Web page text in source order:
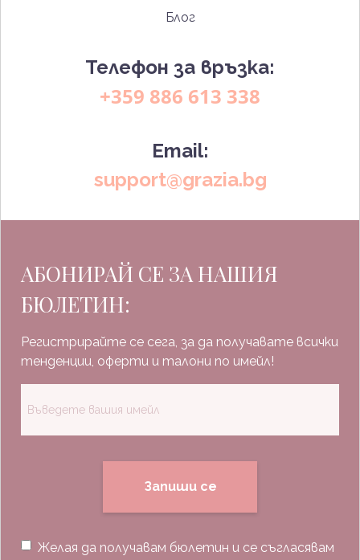
Блог
Телефон за връзка:
+359 886 613 338
Email:
support@grazia.bg
АБОНИРАЙ СЕ ЗА НАШИЯ
БЮЛЕТИН:
Регистрирайте се сега, за да получавате всички
тенденции, оферти и талони по имейл!
Запиши се
Желая да получавам бюлетин и се съгласявам